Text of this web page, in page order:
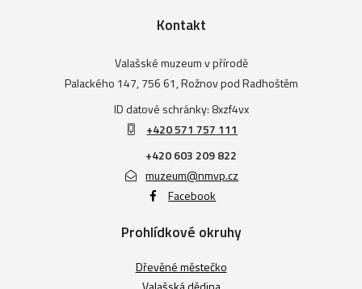
Kontakt
Valašské muzeum v přírodě
Palackého 147, 756 61, Rožnov pod Radhoštěm
ID datové schránky: 8xzf4vx
+420 571 757 111
+420 603 209 822
muzeum@nmvp.cz
Facebook
Prohlídkové okruhy
Dřevěné městečko